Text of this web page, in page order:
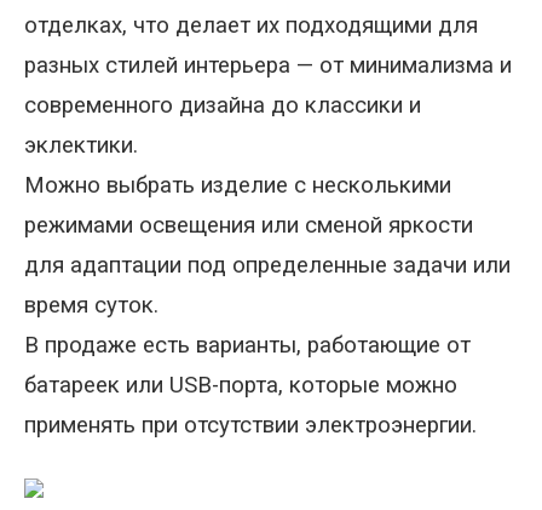
отделках, что делает их подходящими для
разных стилей интерьера — от минимализма и
современного дизайна до классики и
эклектики.
Можно выбрать изделие с несколькими
режимами освещения или сменой яркости
для адаптации под определенные задачи или
время суток.
В продаже есть варианты, работающие от
батареек или USB-порта, которые можно
применять при отсутствии электроэнергии.